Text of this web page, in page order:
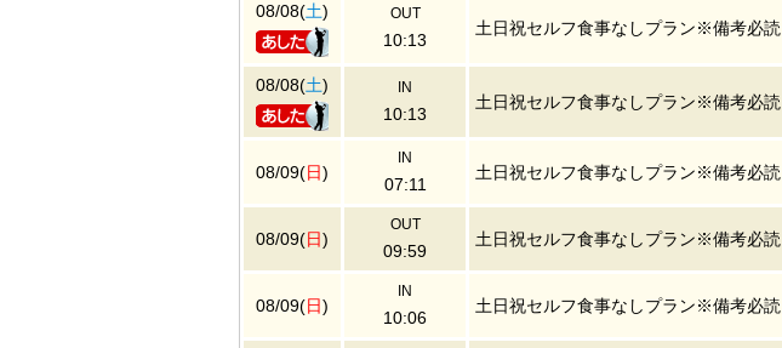
08/08(土) OUT
10:13
土日祝セルフ食事なしプラン※備考必読
08/08(土) IN
10:13
土日祝セルフ食事なしプラン※備考必読
08/09(日)
IN
07:11
土日祝セルフ食事なしプラン※備考必読
08/09(日)
OUT
09:59
土日祝セルフ食事なしプラン※備考必読
08/09(日)
IN
10:06
土日祝セルフ食事なしプラン※備考必読